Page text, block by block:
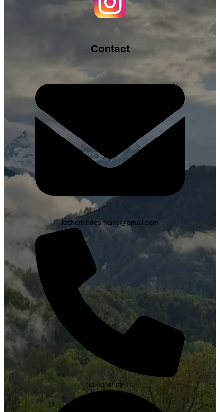
Contact
lechemindesmains@gmail.com
06 46 88 02 15